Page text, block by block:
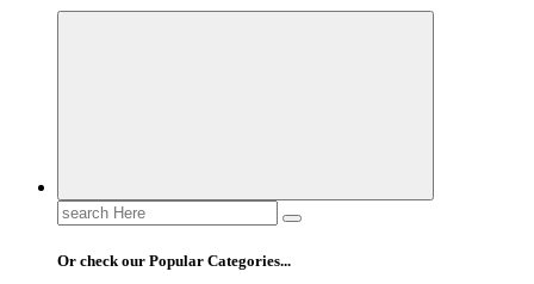
Search
for:
Or check our Popular Categories...